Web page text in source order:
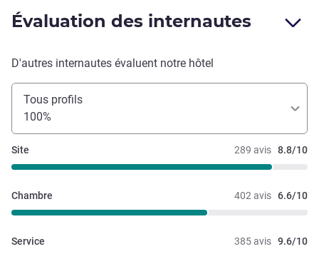
Évaluation des internautes
D'autres internautes évaluent notre hôtel
Tous profils
100%
289 avis 8.8/10
Site
402 avis 6.6/10
Chambre
385 avis 9.6/10
Service